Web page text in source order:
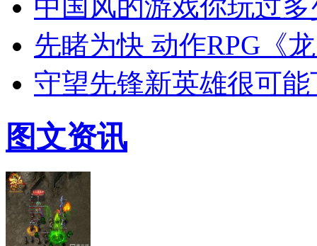
中国风的游戏你玩过
先睹为快 动作RPG《
守望先锋新英雄很可
图文资讯